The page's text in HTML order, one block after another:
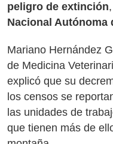
peligro de extinción
Nacional Autónoma
Mariano Hernández
de Medicina
explicó que su
los censos se
las unidades de
que tienen más de